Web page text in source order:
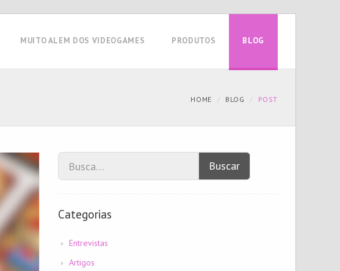
MUITO ALEM DOS VIDEOGAMES PRODUTOS BLOG
HOME BLOG POST
Buscar
Categorias
Entrevistas
Artigos